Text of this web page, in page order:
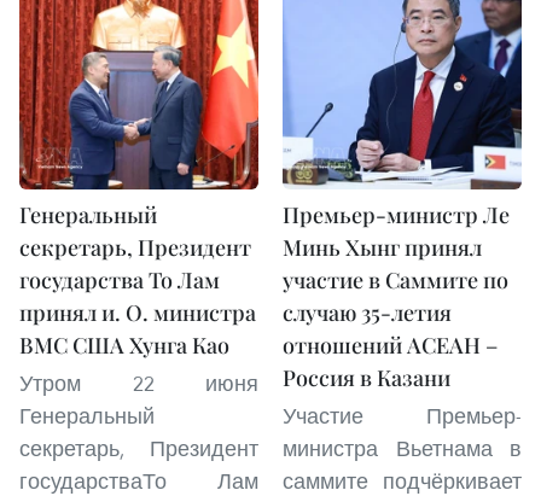
Генеральный
секретарь, Президент
государства То Лам
принял и. О. министра
ВМС США Хунга Као
Утром 22 июня
Генеральный
секретарь, Президент
государстваТо Лам
Премьер-министр Ле
Минь Хынг принял
участие в Саммите по
случаю 35-летия
отношений АСЕАН –
Россия в Казани
Участие Премьер-
министра Вьетнама в
саммите подчёркивает